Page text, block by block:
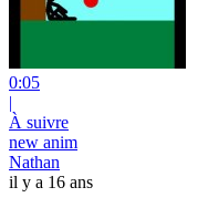
0:05
|
À suivre
new anim
Nathan
il y a 16 ans